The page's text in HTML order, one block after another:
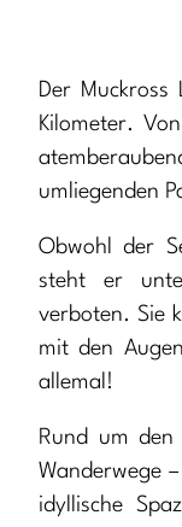
Der
Kilometer.
umliegenden
Obwohl der
steht er
verboten. Sie
mit den
allemal!
Rund um den
Wanderwege
idyllische